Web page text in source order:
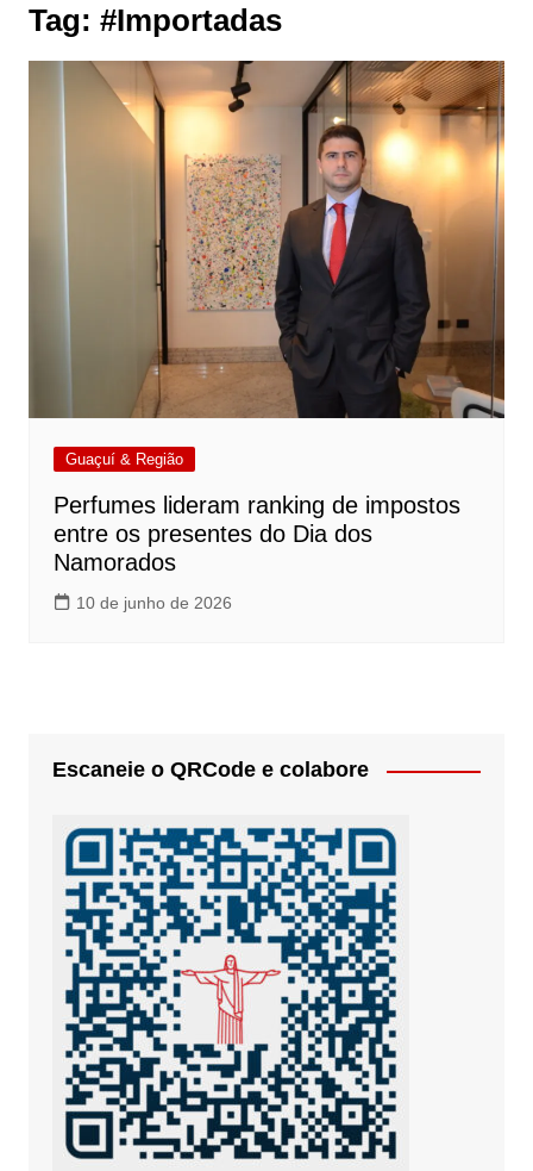
Tag: #Importadas
Guaçuí & Região
Perfumes lideram ranking de impostos
entre os presentes do Dia dos
Namorados
10 de junho de 2026
Escaneie o QRCode e colabore